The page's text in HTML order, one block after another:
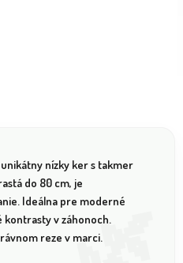
unikátny nízky ker s takmer
do 80 cm, je
Ideálna pre moderné
kontrasty v záhonoch.
reze v marci.